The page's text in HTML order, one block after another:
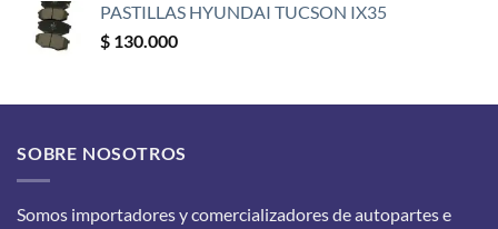
PASTILLAS HYUNDAI TUCSON IX35
$ 130.000
SOBRE NOSOTROS
Somos importadores y comercializadores de autopartes e